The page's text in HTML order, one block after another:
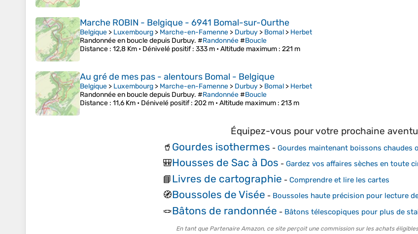
Marche ROBIN - Belgique - 6941 Bomal-sur-Ourthe
Belgique > Luxembourg > Marche-en-Famenne > Durbuy > Bomal > Herbet
Randonnée en boucle depuis Durbuy. #Randonnée#Boucle
Distance : 12,8 Km • Dénivelé positif: 333 m •Altitude maximum : 221 m
Au gré de mes pas - alentours Bomal - Belgique
Belgique > Luxembourg > Marche-en-Famenne > Durbuy > Bomal > Herbet
Randonnée en boucle depuis Durbuy. #Randonnée#Boucle
Distance : 11,6 Km • Dénivelé positif: 202 m •Altitude maximum : 213 m
Équipez-vous pour votre prochaine
🥤 Gourdes isothermes - Gourdes maintenant boissons chaudes
🎒Housses de Sac à Dos - Gardez vos affaires sèches en toute
📘Livres de cartographie - Comprendre et lire les cartes
🧭Boussoles de Visée - Boussoles haute précision pour lecture
🪢Bâtons de randonnée - Bâtons télescopiques pour plus de
En tant que Partenaire Amazon, ce site perçoit une commission sur les achats